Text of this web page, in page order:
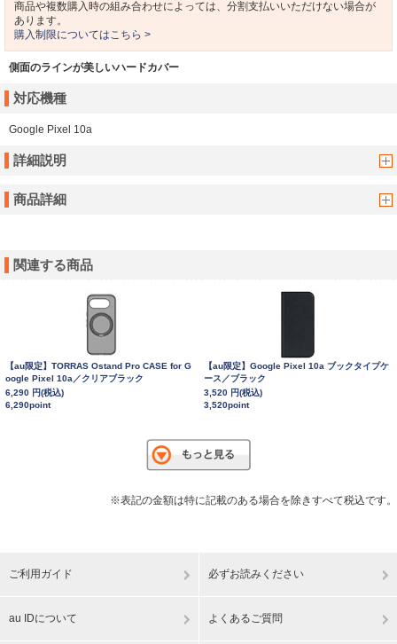
商品や複数購入時の組み合わせによっては、分割支払いいただけない場合が
あります。
購入制限についてはこちら >
側面のラインが美しいハードカバー
対応機種
Google Pixel 10a
詳細説明
商品詳細
関連する商品
【au限定】TORRAS Ostand Pro CASE for G
oogle Pixel 10a／クリアブラック
6,290 円(税込)
6,290point
【au限定】Google Pixel 10a ブックタイプケ
ース／ブラック
3,520 円(税込)
3,520point
※表記の金額は特に記載のある場合を除きすべて税込です。
ご利用ガイド 必ずお読みください
au IDについて よくあるご質問